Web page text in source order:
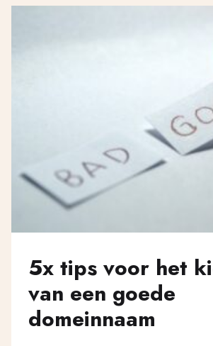
5x tips voor het
van een goede
domeinnaam